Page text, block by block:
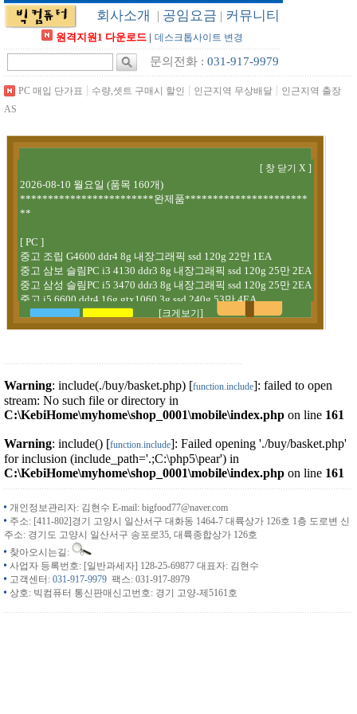
회사소개 | 공임요금 | 커뮤니티
원격지원1 다운로드| 데스크톱사이트 변경
문의전화 : 031-917-9979
PC 매입 단가표 | 수량,셋트 구매시 할인 | 인근지역 무상배달 | 인근지역 출장
AS
[크게보기]
Warning: include(./buy/basket.php) [function.include]: failed to open
stream: No such file or directory in
C:\KebiHome\myhome\shop_0001\mobile\index.php on line 161
Warning: include() [function.include]: Failed opening './buy/basket.php'
for inclusion (include_path='.;C:\php5\pear') in
C:\KebiHome\myhome\shop_0001\mobile\index.php on line 161
개인정보관리자: 김현수 E-mail: bigfood77@naver.com
주소: [411-802]경기 고양시 일산서구 대화동 1464-7 대륙상가 126호 1층 도로변 신
주소: 경기도 고양시 일산서구 송포로35, 대륙종합상가 126호
찾아오시는길:
사업자 등록번호: [일반과세자] 128-25-69877 대표자: 김현수
고객센터: 031-917-9979 팩스: 031-917-8979
상호: 빅컴퓨터 통신판매신고번호: 경기 고양-제5161호